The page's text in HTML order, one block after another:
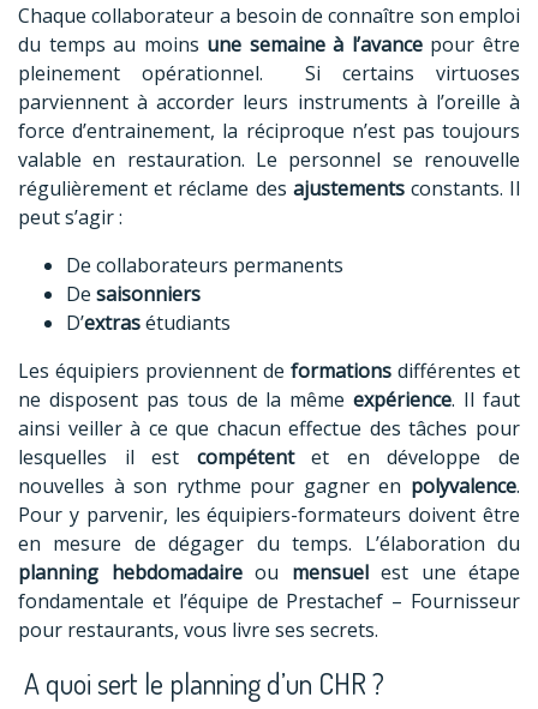
Chaque collaborateur a besoin de connaître son emploi
du temps au moins une semaine à l’avancepour être
pleinement opérationnel. Si certains virtuoses
parviennent à accorder leurs instruments à l’oreille à
force d’entrainement, la réciproque n’est pas toujours
valable en restauration. Le personnel se renouvelle
régulièrement et réclame des ajustementsconstants. Il
peut s’agir :
De collaborateurs permanents
De saisonniers
D’extrasétudiants
Les équipiers proviennent de formations différentes et
ne disposent pas tous de la mêmeexpérience. Il faut
ainsi veiller à ce que chacun effectue des tâches pour
lesquelles il est compétentet en développe de
nouvelles à son rythme pour gagner en polyvalence.
Pour y parvenir, les équipiers-formateurs doivent être
en mesure de dégager du temps. L’élaboration du
planning hebdomadaireou mensuelest une étape
fondamentale et l’équipe de Prestachef – Fournisseur
pour restaurants, vous livre ses secrets.
A quoi sert le planning d’un CHR ?